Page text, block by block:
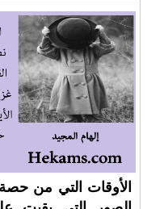
الأوقات التي من